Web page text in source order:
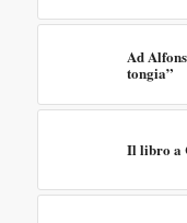
Ad
tongia”
Il libro a